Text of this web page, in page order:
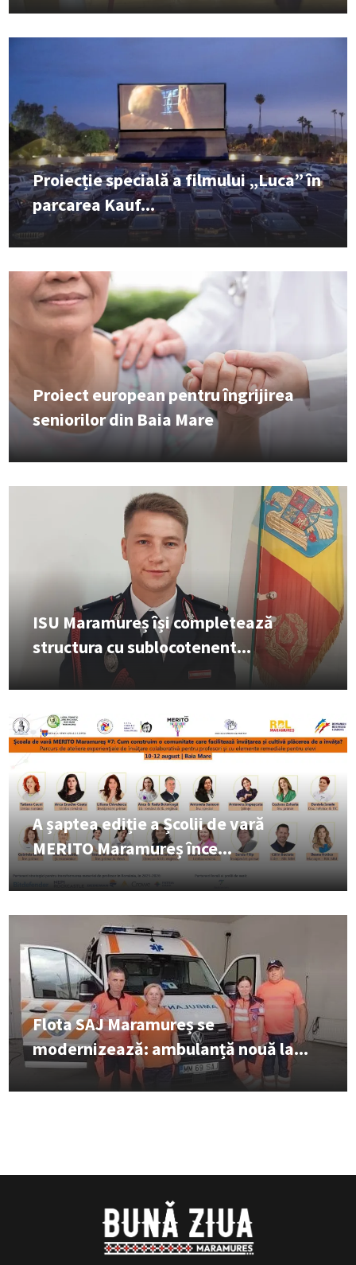
Proiecție specială a filmului „Luca” în
parcarea Kauf...
Proiect european pentru îngrijirea
seniorilor din Baia Mare
ISU Maramureș își completează
structura cu sublocotenent...
A șaptea ediție a Școlii de vară
MERITO Maramureș înce...
Flota SAJ Maramureș se
modernizează: ambulanță nouă la...